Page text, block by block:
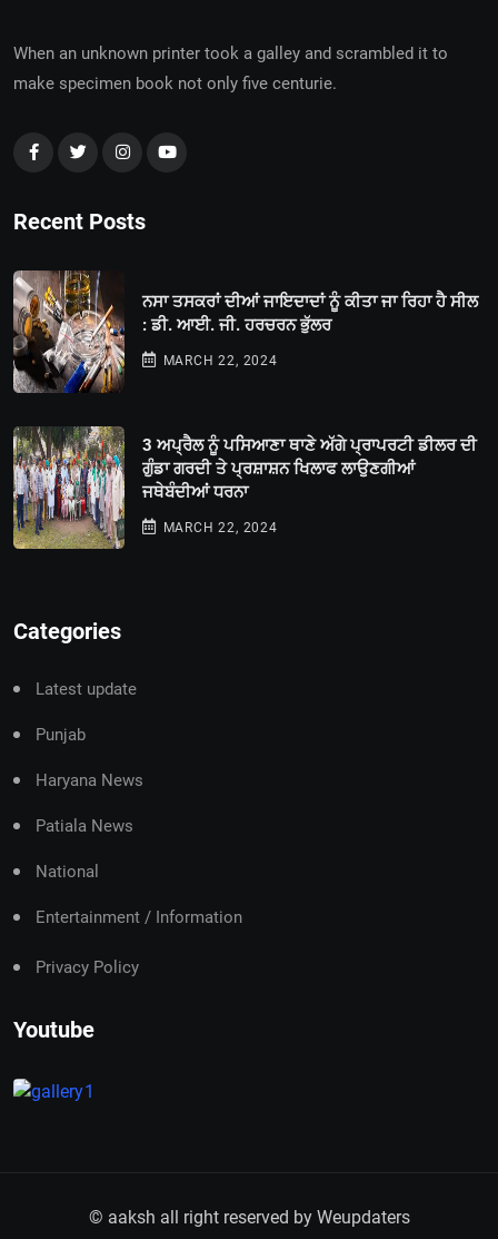
When an unknown printer took a galley and scrambled it to
make specimen book not only five centurie.
Recent Posts
ਨਸਾ ਤਸਕਰਾਂ ਦੀਆਂ ਜਾਇਦਾਦਾਂ ਨੂੰ ਕੀਤਾ ਜਾ ਰਿਹਾ ਹੈ ਸੀਲ
: ਡੀ. ਆਈ. ਜੀ. ਹਰਚਰਨ ਭੁੱਲਰ
MARCH 22, 2024
3 ਅਪ੍ਰੈਲ ਨੂੰ ਪਸਿਆਣਾ ਥਾਣੇ ਅੱਗੇ ਪ੍ਰਾਪਰਟੀ ਡੀਲਰ ਦੀ
ਗੁੰਡਾ ਗਰਦੀ ਤੇ ਪ੍ਰਸ਼ਾਸ਼ਨ ਖਿਲਾਫ ਲਾਉਣਗੀਆਂ
ਜਥੇਬੰਦੀਆਂ ਧਰਨਾ
MARCH 22, 2024
Categories
Latest update
Punjab
Haryana News
Patiala News
National
Entertainment / Information
Privacy Policy
Youtube
© aaksh all right reserved by Weupdaters